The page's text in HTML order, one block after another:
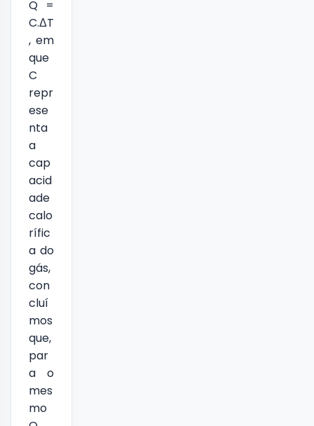
Q =
C.ΔT
, em
que
C
repr
ese
nta
a
cap
acid
ade
calo
rífic
a do
gás,
con
cluí
mos
que,
par
a o
mes
mo